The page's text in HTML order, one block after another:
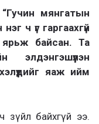
мянгатын
ч үг гаргаахгүй
байсан. Та
яаж ийм
зүйл байхгүй ээ.